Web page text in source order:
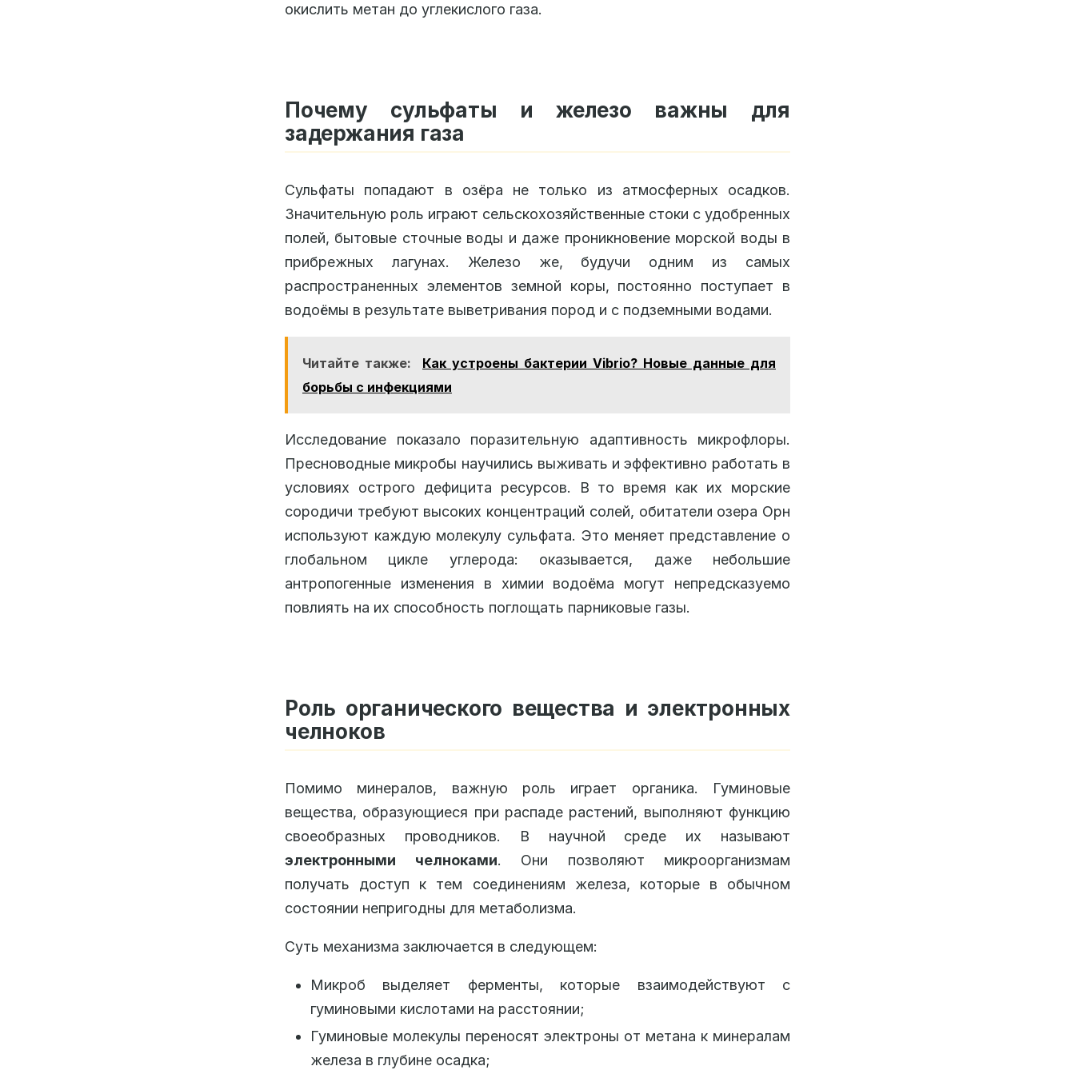
окислить метан до углекислого газа.
Почему сульфаты и железо важны для
задержания газа
Сульфаты попадают в озёра не только из атмосферных осадков.
Значительную роль играют сельскохозяйственные стоки с удобренных
полей, бытовые сточные воды и даже проникновение морской воды в
прибрежных лагунах. Железо же, будучи одним из самых
распространенных элементов земной коры, постоянно поступает в
водоёмы в результате выветривания пород и с подземными водами.
Читайте также:
Как устроены бактерии Vibrio? Новые данные для
борьбы с инфекциями
Исследование показало поразительную адаптивность микрофлоры.
Пресноводные микробы научились выживать и эффективно работать в
условиях острого дефицита ресурсов. В то время как их морские
сородичи требуют высоких концентраций солей, обитатели озера Орн
используют каждую молекулу сульфата. Это меняет представление о
глобальном цикле углерода: оказывается, даже небольшие
антропогенные изменения в химии водоёма могут непредсказуемо
повлиять на их способность поглощать парниковые газы.
Роль органического вещества и электронных
челноков
Помимо минералов, важную роль играет органика. Гуминовые
вещества, образующиеся при распаде растений, выполняют функцию
своеобразных проводников. В научной среде их называют
электронными челноками. Они позволяют микроорганизмам
получать доступ к тем соединениям железа, которые в обычном
состоянии непригодны для метаболизма.
Суть механизма заключается в следующем:
Микроб выделяет ферменты, которые взаимодействуют с
гуминовыми кислотами на расстоянии;
Гуминовые молекулы переносят электроны от метана к минералам
железа в глубине осадка;